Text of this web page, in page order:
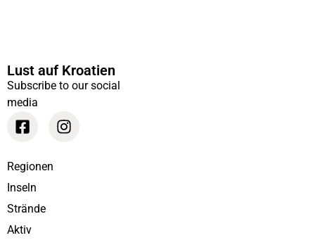
Lust auf Kroatien
Subscribe to our social
media
Regionen
Inseln
Strände
Aktiv